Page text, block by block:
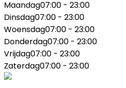
Maandag07:00 - 23:00
Dinsdag07:00 - 23:00
Woensdag07:00 - 23:00
Donderdag07:00 - 23:00
Vrijdag07:00 - 23:00
Zaterdag07:00 - 23:00